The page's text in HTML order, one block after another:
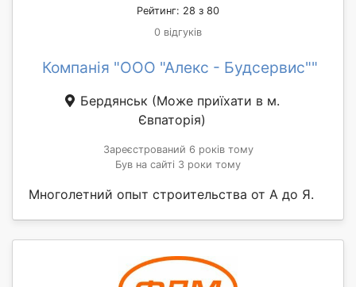
Рейтинг: 28 з 80
0 відгуків
Компанія "ООО "Алекс - Будсервис""
Бердянськ (Може приїхати в м.
Євпаторія)
Зареєстрований 6 років тому
Був на сайті 3 роки тому
Многолетний опыт строительства от А до Я.